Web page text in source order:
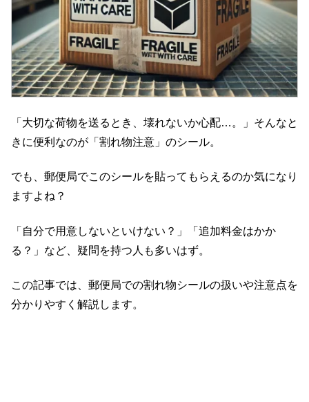
「大切な荷物を送るとき、壊れないか心配…。」そんなと
きに便利なのが「割れ物注意」のシール。
でも、郵便局でこのシールを貼ってもらえるのか気になり
ますよね？
「自分で用意しないといけない？」「追加料金はかか
る？」など、疑問を持つ人も多いはず。
この記事では、郵便局での割れ物シールの扱いや注意点を
分かりやすく解説します。